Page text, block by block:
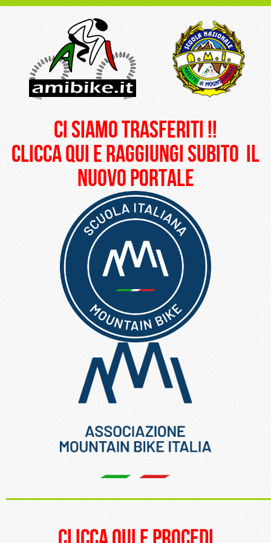
ci siamo trasferiti !!
clicca qui e raggiungi subito il
nuovo portale